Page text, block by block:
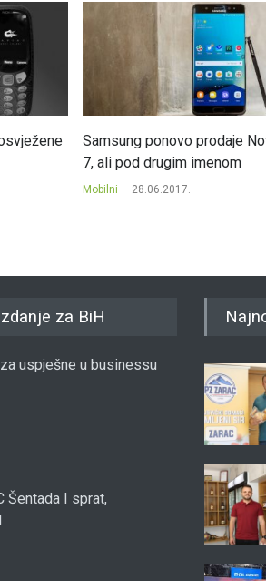
Samsung ponovo prodaje
7, ali pod drugim imenom
Mobilni 28.06.2017.
za BiH
uspješne u businessu
Šentada I sprat,